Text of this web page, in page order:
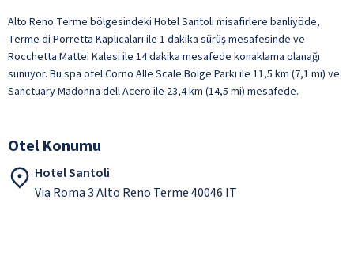
Alto Reno Terme bölgesindeki Hotel Santoli misafirlere banliyöde,
Terme di Porretta Kaplıcaları ile 1 dakika sürüş mesafesinde ve
Rocchetta Mattei Kalesi ile 14 dakika mesafede konaklama olanağı
sunuyor. Bu spa otel Corno Alle Scale Bölge Parkı ile 11,5 km (7,1 mi) ve
Sanctuary Madonna dell Acero ile 23,4 km (14,5 mi) mesafede.
Otel Konumu
Hotel Santoli
Via Roma 3 Alto Reno Terme 40046 IT